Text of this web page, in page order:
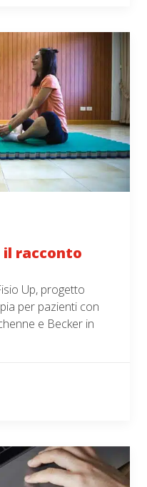
il racconto
Up, progetto
per pazienti con
e Becker in